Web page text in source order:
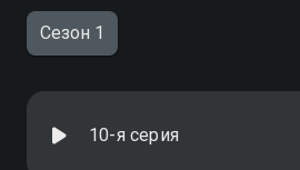
Сезон 1
10-я серия